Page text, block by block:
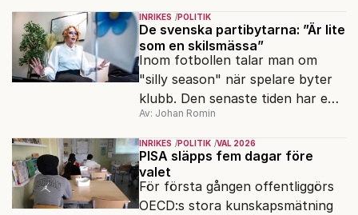
ser sin chans att pressa
Tidösidan.
INRIKES POLITIK
De svenska partibytarna: ”Är lite
som en skilsmässa”
Inom fotbollen talar man om
"silly season" när spelare byter
klubb. Den senaste tiden har en
rad svenska politiker bytt parti –
men varför, och vad skiljer
partiernas interna kulturer åt?
Av: Johan Romin
INRIKES POLITIK VAL 2026
PISA släpps fem dagar före
valet
För första gången offentliggörs
OECD:s stora kunskapsmätning